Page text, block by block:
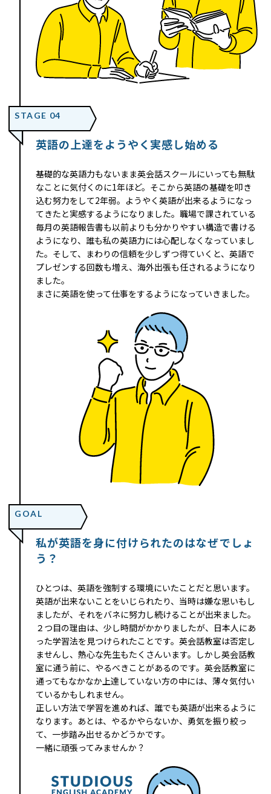
STAGE 04
英語の上達をようやく実感し始める
基礎的な英語力もないまま英会話スクールにいっても無駄
なことに気付くのに1年ほど。そこから英語の基礎を叩き
込む努力をして2年弱。ようやく英語が出来るようになっ
てきたと実感するようになりました。職場で課されている
毎月の英語報告書も以前よりも分かりやすい構造で書ける
ようになり、誰も私の英語力には心配しなくなっていまし
た。そして、まわりの信頼を少しずつ得ていくと、英語で
プレゼンする回数も増え、海外出張も任されるようになり
ました。
まさに英語を使って仕事をするようになっていきました。
GOAL
私が英語を身に付けられたのはなぜでしょ
う？
ひとつは、英語を強制する環境にいたことだと思います。
英語が出来ないことをいじられたり、当時は嫌な思いもし
ましたが、それをバネに努力し続けることが出来ました。
２つ目の理由は、少し時間がかかりましたが、日本人にあ
った学習法を見つけられたことです。英会話教室は否定し
ませんし、熱心な先生もたくさんいます。しかし英会話教
室に通う前に、やるべきことがあるのです。英会話教室に
通ってもなかなか上達していない方の中には、薄々気付い
ているかもしれません。
正しい方法で学習を進めれば、誰でも英語が出来るように
なります。あとは、やるかやらないか、勇気を振り絞っ
て、一歩踏み出せるかどうかです。
一緒に頑張ってみませんか？